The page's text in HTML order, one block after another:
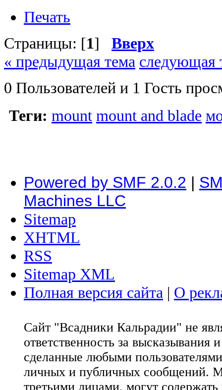
Печать
Страницы: [1] Вверх
« предыдущая тема следующая
0 Пользователей и 1 Гость
Теги: mount mount and blade
Powered by SMF 2.0.2 |
Machines LLC
Sitemap
XHTML
RSS
Sitemap XML
Полная версия сайта | О
Сайт "Всадники Кальрадии" не
ответственность за
сделанные любыми
личных и публичных сообщений.
третьими лицами, могут